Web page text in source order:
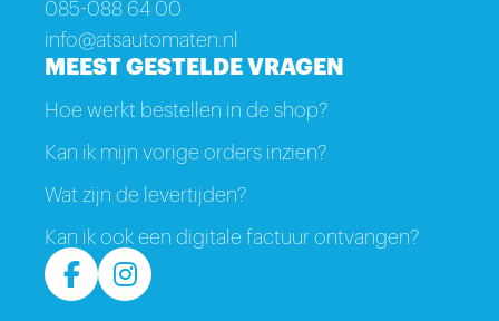
085-088 64 00
info@atsautomaten.nl
MEEST GESTELDE VRAGEN
Hoe werkt bestellen in de shop?
Kan ik mijn vorige orders inzien?
Wat zijn de levertijden?
Kan ik ook een digitale factuur ontvangen?